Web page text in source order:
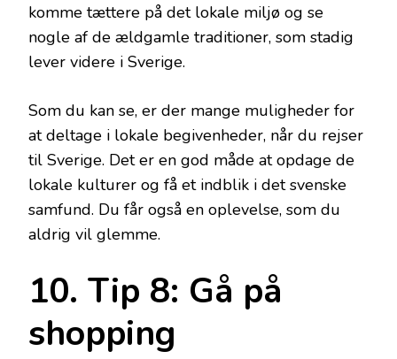
komme tættere på det lokale miljø og se
nogle af de ældgamle traditioner, som stadig
lever videre i Sverige.
Som du kan se, er der mange muligheder for
at deltage i lokale begivenheder, når du rejser
til Sverige. Det er en god måde at opdage de
lokale kulturer og få et indblik i det svenske
samfund. Du får også en oplevelse, som du
aldrig vil glemme.
10. Tip 8: Gå på
shopping